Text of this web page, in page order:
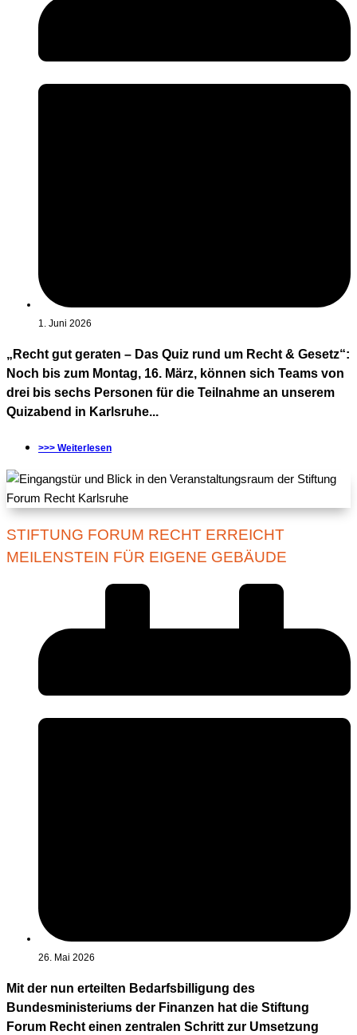
1. Juni 2026
„Recht gut geraten – Das Quiz rund um Recht & Gesetz“:
Noch bis zum Montag, 16. März, können sich Teams von
drei bis sechs Personen für die Teilnahme an unserem
Quizabend in Karlsruhe...
>>> Weiterlesen
STIFTUNG FORUM RECHT ERREICHT
MEILENSTEIN FÜR EIGENE GEBÄUDE
26. Mai 2026
Mit der nun erteilten Bedarfsbilligung des
Bundesministeriums der Finanzen hat die Stiftung
Forum Recht einen zentralen Schritt zur Umsetzung